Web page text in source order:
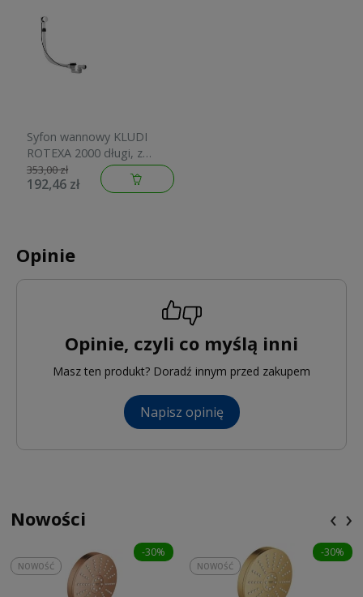
Syfon wannowy KLUDI
ROTEXA 2000 długi, z
wyposażeniem, chrom
2140905-00
353,00 zł
192,46 zł
Opinie
Opinie, czyli co myślą inni
Masz ten produkt? Doradź innym przed zakupem
Napisz opinię
Nowości
-30%
NOWOŚĆ
-30%
NOWOŚĆ
‹ ›